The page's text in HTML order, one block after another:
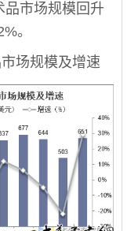
品市场规模回升
。
场规模及增速